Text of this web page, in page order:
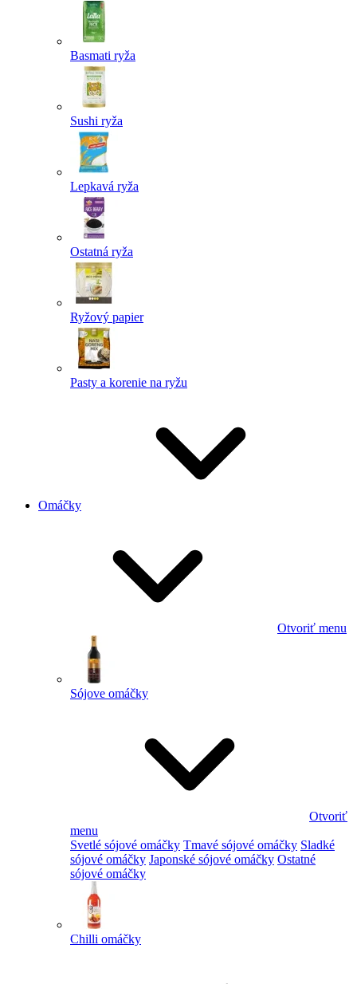
Basmati ryža
Sushi ryža
Lepkavá ryža
Ostatná ryža
Ryžový papier
Pasty a korenie na ryžu
Omáčky
Otvoriť menu
Sójove omáčky
Otvoriť
menu
Svetlé sójové omáčky Tmavé sójové omáčky Sladké
sójové omáčky Japonské sójové omáčky Ostatné
sójové omáčky
Chilli omáčky